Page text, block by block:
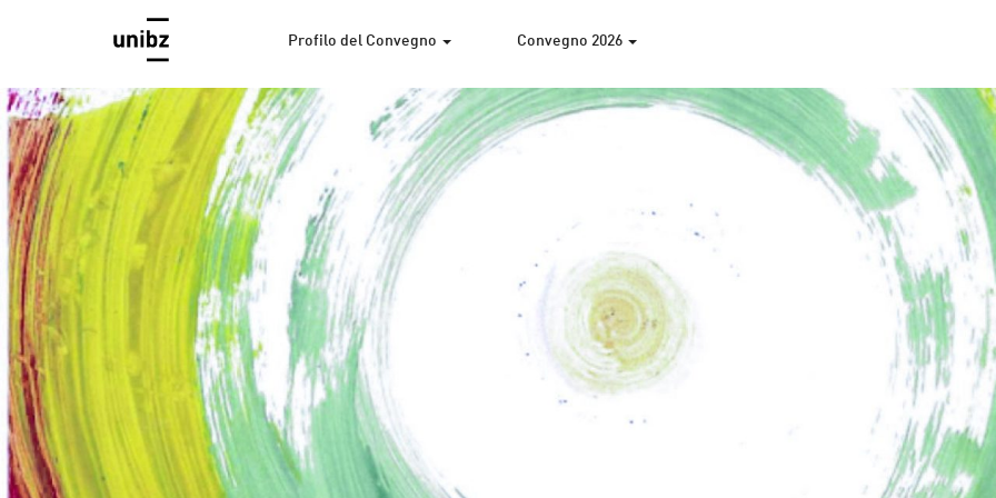
Profilo del Convegno Convegno 2026